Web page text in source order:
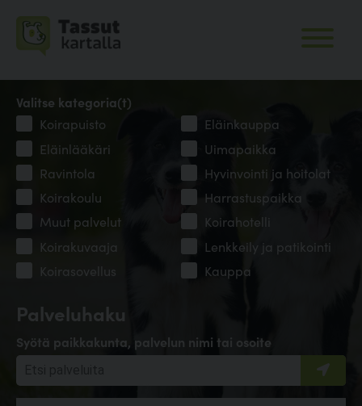
Palveluhaku
Syötä paikkakunta, palvelun nimi tai osoite
Valitse kategoria(t)
Koirapuisto
Eläinkauppa
Eläinlääkäri
Uimapaikka
Ravintola
Hyvinvointi ja hoitolat
Koirakoulu
Harrastuspaikka
Muut palvelut
Koirahotelli
Koirakuvaaja
Lenkkeily ja patikointi
Koirasovellus
Kauppa